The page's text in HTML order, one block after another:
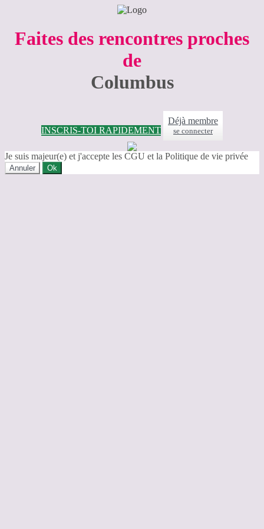
Faites des rencontres proches
de
Columbus
INSCRIS-TOI RAPIDEMENT
Déjà membre
se connecter
Je suis majeur(e) et j'accepte les CGU et la Politique de vie privée
Annuler Ok